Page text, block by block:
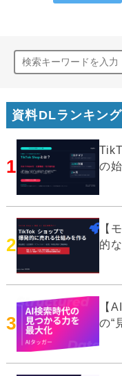
資料DLランキング
1
の
2
【
的
3
【
の“